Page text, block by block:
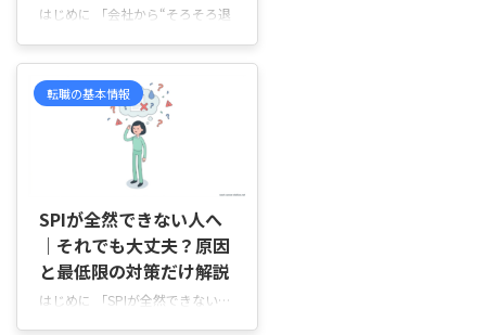
どう見られやすいのか、企業側の
はじめに 「会社から“そろそろ退
も面談で同じ話をされていて、こ
のまま応じるしかないのか分から
ない…」 そんなふうに、会社か
ら退職を勧められていても、それ
が正当な対応なのか、問題のある
対応なのか分からず、不安になっ
ていませんか。 特に、理由がは
っきりしないまま何度も面談をさ
れたり、「みんなそうしている
よ」と言われたりすると、「断っ
ていいのかな」「このまま働き続
転職の基本情報
SPIが全然できない人へ
｜それでも大丈夫？原因
と最低限の対策だけ解説
はじめに 「SPIが全然できない…